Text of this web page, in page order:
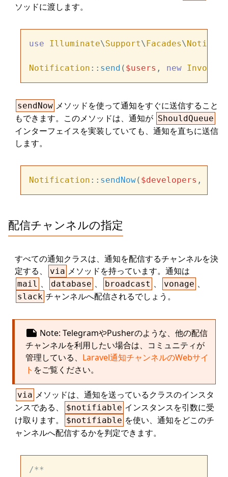
ソッドに渡します。
use Illuminate\Support\Facades\
Notification :: send ( $users , new
sendNow メソッドを使って通知をすぐに送信すること
もできます。このメソッドは、通知が ShouldQueue
インターフェイスを実装していても、通知を直ちに送信
します。
Notification :: sendNow( $developers ,
配信チャンネルの指定
すべての通知クラスは、通知を配信するチャンネルを決
定する、
via メソッドを持っています。通知は
mail 、 database 、 broadcast 、 vonage 、
slack チャンネルへ配信されるでしょう。
note Note: TelegramやPusherのような、他の配信
チャンネルを利用したい場合は、コミュニティが
管理している、 Laravel通知チャンネルのWebサイ
ト をご覧ください。
via メソッドは、通知を送っているクラスのインスタ
ンスである、
$notifiable インスタンスを引数に受
け取ります。
$notifiable を使い、通知をどこのチ
ャンネルへ配信するかを判定できます。
/**